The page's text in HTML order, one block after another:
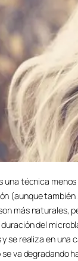
una técnica
(aunque
más naturales,
del
se realiza en una
se va degradando